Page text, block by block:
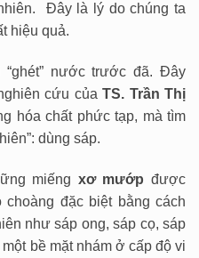
Đây là lý do chúng ta
hiệu quả.
nước trước đã. Đây
cứu củaTS. Trần Thị
hóa chất phức tạp, mà tìm
dùng sáp.
miếng xơ mướp được
choàng đặc biệt bằng cách
như sáp ong, sáp cọ, sáp
bề mặt nhám ở cấp độ vi